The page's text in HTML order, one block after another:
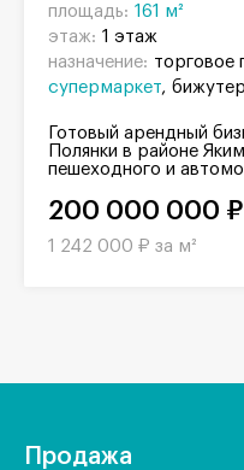
площадь: 161 м²
этаж: 1 этаж
назначение: торговое
супермаркет
Готовый арендный
Полянки в районе
пешеходного и
200 000 000 ₽
1 242 000 ₽ за м²
Продажа